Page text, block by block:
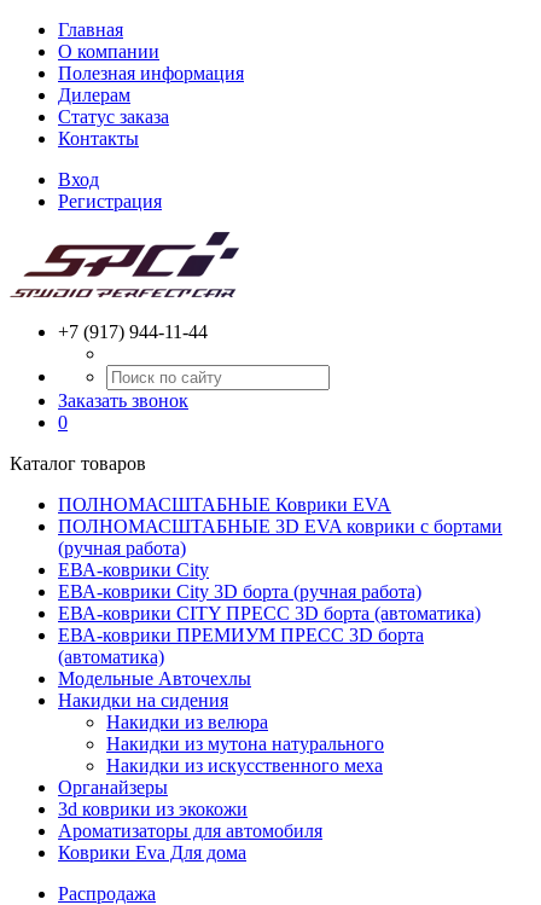
Главная
О компании
Полезная информация
Дилерам
Статус заказа
Контакты
Вход
Регистрация
+7 (917) 944-11-44
Заказать звонок
0
Каталог товаров
ПОЛНОМАСШТАБНЫЕ Коврики EVA
ПОЛНОМАСШТАБНЫЕ 3D EVA коврики с бортами
(ручная работа)
ЕВА-коврики City
ЕВА-коврики City 3D борта (ручная работа)
ЕВА-коврики CITY ПРЕСС 3D борта (автоматика)
ЕВА-коврики ПРЕМИУМ ПРЕСС 3D борта
(автоматика)
Модельные Авточехлы
Накидки на сидения
Накидки из велюра
Накидки из мутона натурального
Накидки из искусственного меха
Органайзеры
3d коврики из экокожи
Ароматизаторы для автомобиля
Коврики Eva Для дома
Распродажа